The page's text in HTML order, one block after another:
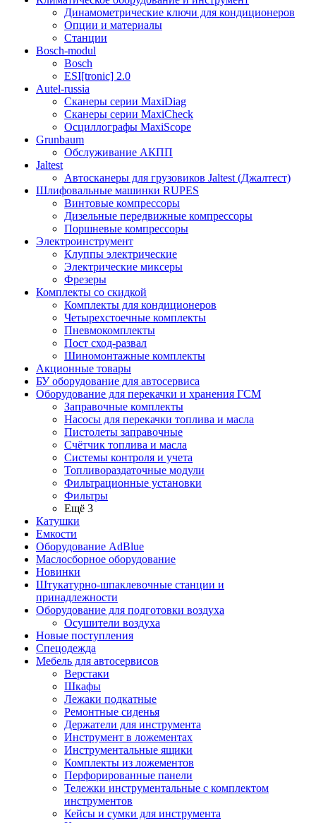
Динамометрические ключи для кондиционеров
Опции и материалы
Станции
Bosch-modul
Bosch
ESI[tronic] 2.0
Autel-russia
Сканеры серии MaxiDiag
Сканеры серии MaxiCheck
Осциллографы MaxiScope
Grunbaum
Обслуживание АКПП
Jaltest
Автосканеры для грузовиков Jaltest (Джалтест)
Шлифовальные машинки RUPES
Винтовые компрессоры
Дизельные передвижные компрессоры
Поршневые компрессоры
Электроинструмент
Клуппы электрические
Электрические миксеры
Фрезеры
Комплекты со скидкой
Комплекты для кондиционеров
Четырехстоечные комплекты
Пневмокомплекты
Пост сход-развал
Шиномонтажные комплекты
Акционные товары
БУ оборудование для автосервиса
Оборудование для перекачки и хранения ГСМ
Заправочные комплекты
Насосы для перекачки топлива и масла
Пистолеты заправочные
Счётчик топлива и масла
Системы контроля и учета
Топливораздаточные модули
Фильтрационные установки
Фильтры
Ещё 3
Катушки
Емкости
Оборудование AdBlue
Маслосборное оборудование
Новинки
Штукатурно-шпаклевочные станции и
принадлежности
Оборудование для подготовки воздуха
Осушители воздуха
Новые поступления
Спецодежда
Мебель для автосервисов
Верстаки
Шкафы
Лежаки подкатные
Ремонтные сиденья
Держатели для инструмента
Инструмент в ложементах
Инструментальные ящики
Комплекты из ложементов
Перфорированные панели
Тележки инструментальные с комплектом
инструментов
Кейсы и сумки для инструмента